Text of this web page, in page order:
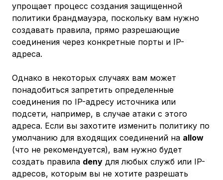
упрощает процесс создания защищенной
политики брандмауэра, поскольку вам нужно
создавать правила, прямо разрешающие
соединения через конкретные порты и IP-
адреса.
Однако в некоторых случаях вам может
понадобиться запретить определенные
соединения по IP-адресу источника или
подсети, например, в случае атаки с этого
адреса. Если вы захотите изменить политику по
умолчанию для входящих соединений на allow
(что не рекомендуется), вам нужно будет
создать правила deny для любых служб или IP-
адресов, которым вы не хотите разрешать